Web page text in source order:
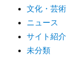
文化・芸術
ニュース
サイト紹介
未分類